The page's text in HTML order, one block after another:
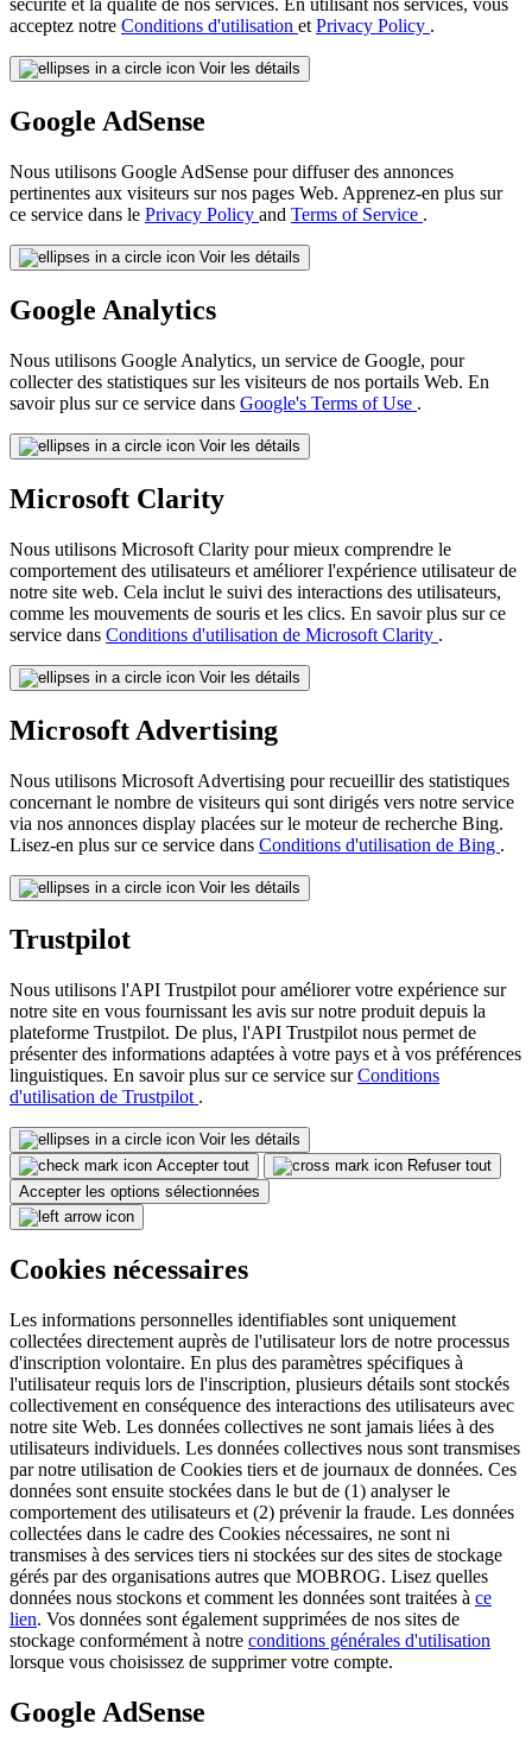
sécurité et la qualité de nos services. En utilisant nos services, vous
acceptez notre Conditions d'utilisation et Privacy Policy .
Voir les détails
Google AdSense
Nous utilisons Google AdSense pour diffuser des annonces
pertinentes aux visiteurs sur nos pages Web. Apprenez-en plus sur
ce service dans le Privacy Policy and Terms of Service .
Voir les détails
Google Analytics
Nous utilisons Google Analytics, un service de Google, pour
collecter des statistiques sur les visiteurs de nos portails Web. En
savoir plus sur ce service dans Google's Terms of Use .
Voir les détails
Microsoft Clarity
Nous utilisons Microsoft Clarity pour mieux comprendre le
comportement des utilisateurs et améliorer l'expérience utilisateur de
notre site web. Cela inclut le suivi des interactions des utilisateurs,
comme les mouvements de souris et les clics. En savoir plus sur ce
service dans Conditions d'utilisation de Microsoft Clarity .
Voir les détails
Microsoft Advertising
Nous utilisons Microsoft Advertising pour recueillir des statistiques
concernant le nombre de visiteurs qui sont dirigés vers notre service
via nos annonces display placées sur le moteur de recherche Bing.
Lisez-en plus sur ce service dans Conditions d'utilisation de Bing .
Voir les détails
Trustpilot
Nous utilisons l'API Trustpilot pour améliorer votre expérience sur
notre site en vous fournissant les avis sur notre produit depuis la
plateforme Trustpilot. De plus, l'API Trustpilot nous permet de
présenter des informations adaptées à votre pays et à vos préférences
linguistiques. En savoir plus sur ce service surConditions
d'utilisation de Trustpilot .
Voir les détails
Accepter tout
Refuser tout
Accepter les options sélectionnées
Cookies nécessaires
Les informations personnelles identifiables sont uniquement
collectées directement auprès de l'utilisateur lors de notre processus
d'inscription volontaire. En plus des paramètres spécifiques à
l'utilisateur requis lors de l'inscription, plusieurs détails sont stockés
collectivement en conséquence des interactions des utilisateurs avec
notre site Web. Les données collectives ne sont jamais liées à des
utilisateurs individuels. Les données collectives nous sont transmises
par notre utilisation de Cookies tiers et de journaux de données. Ces
données sont ensuite stockées dans le but de (1) analyser le
comportement des utilisateurs et (2) prévenir la fraude. Les données
collectées dans le cadre des Cookies nécessaires, ne sont ni
transmises à des services tiers ni stockées sur des sites de stockage
gérés par des organisations autres que MOBROG. Lisez quelles
données nous stockons et comment les données sont traitées à ce
lien. Vos données sont également supprimées de nos sites de
stockage conformément à notre conditions générales d'utilisation
lorsque vous choisissez de supprimer votre compte.
Google AdSense